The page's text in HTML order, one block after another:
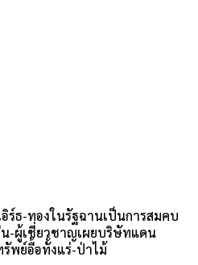
ร์ธ-ทองในรัฐฉานเป็นการสมคบ
-ผู้เชี่ยวชาญเผยบริษัทแดน
พย์อื้อทั้งแร่-ป่าไม้